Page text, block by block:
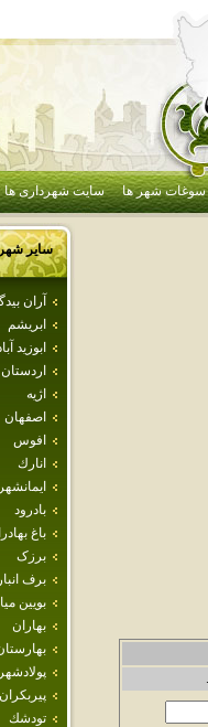
سوغات شهر ها سایت شهرداری ها
سایر
آران
ابريشم
ابوزيد
اردستان
اژيه
اصفهان
افوس
انارك
ايمانشهر
بادرود
باغ
برزک
برف انبار
بويين
بهاران
پولادشهر
پيربكران
تودشك